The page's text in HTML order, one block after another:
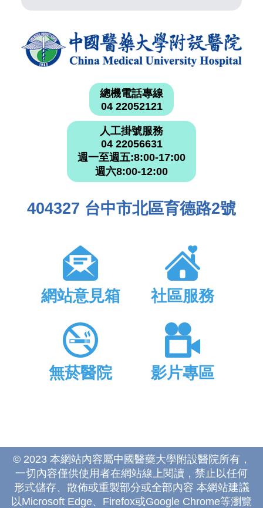
總機電話專線
04 22052121
人工掛號服務
04 22056631
週一至週五:8:00-17:00
週六8:00-12:00
404327 台中市北區育德路2號
網站意見箱 社區服務
無菸醫院 影片專區
© 2023 本網站內容屬中國醫藥大學附設醫院所有，
一切內容僅供使用者在網站線上閱讀，禁止以任何
形式儲存、散佈或重製部分或全部內容 本網站建議
以Microsoft Edge、Firefox或Google Chrome等瀏覽